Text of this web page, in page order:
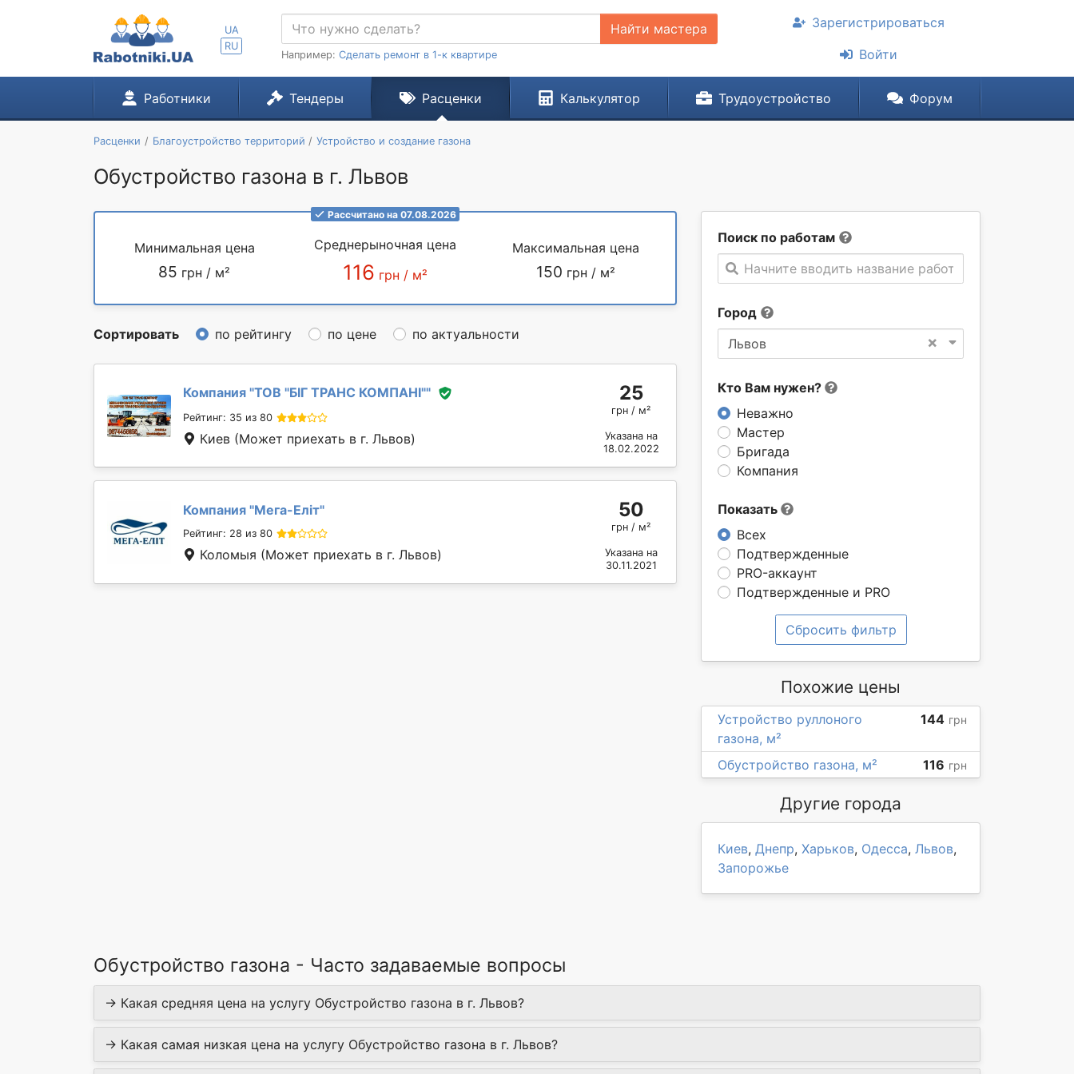
UA
RU
Найти мастера
Например: Сделать ремонт в 1-к квартире
Зарегистрироваться
Войти
Работники Тендеры Расценки Калькулятор Трудоустройство Форум
Расценки Благоустройство территорий Устройство и создание газона
Обустройство газона в г. Львов
Поиск по работам
Начните вводить название работы
Город
×
Львов
Кто Вам нужен?
Неважно
Мастер
Бригада
Компания
Показать
Всех
Подтвержденные
PRO-аккаунт
Подтвержденные и PRO
Сбросить фильтр
Рассчитано на 07.08.2026
Минимальная цена
85 грн / м²
Среднерыночная цена
116 грн / м²
Максимальная цена
150 грн / м²
Сортировать по рейтингу по цене по актуальности
Компания "ТОВ "БІГ ТРАНС КОМПАНІ""
Рейтинг: 35 из 80
Киев (Может приехать в г. Львов)
25
грн / м²
Указана на
18.02.2022
Компания "Мега-Еліт"
Рейтинг: 28 из 80
Коломыя (Может приехать в г. Львов)
50
грн / м²
Указана на
30.11.2021
Похожие цены
Устройство руллоного
газона, м²
144 грн
Обустройство газона, м² 116 грн
Другие города
Киев, Днепр, Харьков, Одесса, Львов,
Запорожье
Обустройство газона - Часто задаваемые вопросы
→ Какая средняя цена на услугу Обустройство газона в г. Львов?
→ Какая самая низкая цена на услугу Обустройство газона в г. Львов?